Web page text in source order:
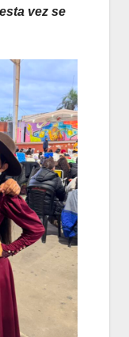
vez se